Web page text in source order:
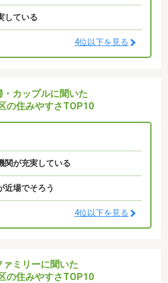
している
4位以下を見る
・カップルに聞いた
の住みやすさTOP10
関が充実している
近場でそろう
4位以下を見る
ァミリーに聞いた
の住みやすさTOP10